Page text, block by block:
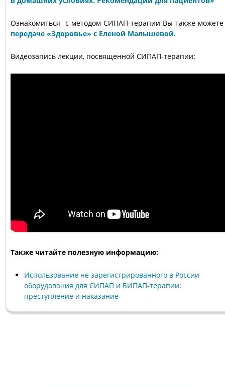
Ознакомиться с методом СИПАП-терапии Вы также
передаче «Здоровье» с Еленой Малышевой.
Видеозапись лекции, посвященной СИПАП-терапии:
Также читайте полезную информацию:
Использование не зарегистрированного в России
оборудования для СИПАП и БИПАП-терапии:
преступление и наказание